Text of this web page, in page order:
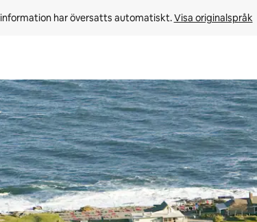
information har översatts automatiskt. Visa originalspråk